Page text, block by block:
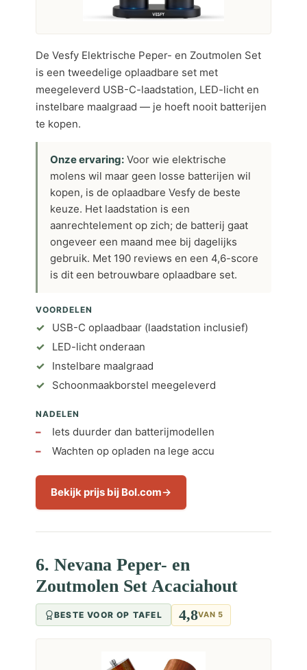
De Vesfy Elektrische Peper- en Zoutmolen Set
is een tweedelige oplaadbare set met
meegeleverd USB-C-laadstation, LED-licht en
instelbare maalgraad — je hoeft nooit batterijen
te kopen.
Onze ervaring: Voor wie elektrische
molens wil maar geen losse batterijen wil
kopen, is de oplaadbare Vesfy de beste
keuze. Het laadstation is een
aanrechtelement op zich; de batterij gaat
ongeveer een maand mee bij dagelijks
gebruik. Met 190 reviews en een 4,6-score
is dit een betrouwbare oplaadbare set.
VOORDELEN
USB-C oplaadbaar (laadstation inclusief)
LED-licht onderaan
Instelbare maalgraad
Schoonmaakborstel meegeleverd
NADELEN
Iets duurder dan batterijmodellen
Wachten op opladen na lege accu
Bekijk prijs bij Bol.com
6. Nevana Peper- en
Zoutmolen Set Acaciahout
BESTE VOOR OP TAFEL 4,8VAN 5